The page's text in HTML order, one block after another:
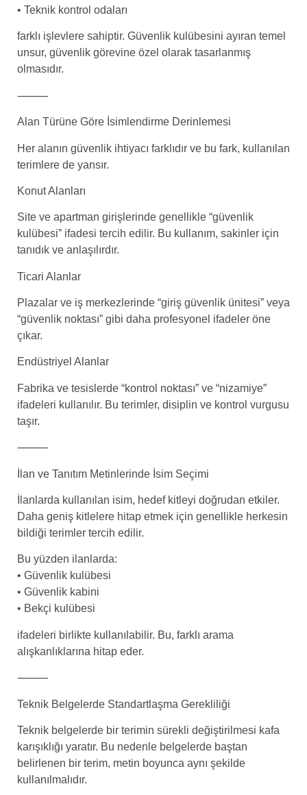
• Teknik kontrol odaları
farklı işlevlere sahiptir. Güvenlik kulübesini ayıran temel
unsur, güvenlik görevine özel olarak tasarlanmış
olmasıdır.
⸻
Alan Türüne Göre İsimlendirme Derinlemesi
Her alanın güvenlik ihtiyacı farklıdır ve bu fark, kullanılan
terimlere de yansır.
Konut Alanları
Site ve apartman girişlerinde genellikle “güvenlik
kulübesi” ifadesi tercih edilir. Bu kullanım, sakinler için
tanıdık ve anlaşılırdır.
Ticari Alanlar
Plazalar ve iş merkezlerinde “giriş güvenlik ünitesi” veya
“güvenlik noktası” gibi daha profesyonel ifadeler öne
çıkar.
Endüstriyel Alanlar
Fabrika ve tesislerde “kontrol noktası” ve “nizamiye”
ifadeleri kullanılır. Bu terimler, disiplin ve kontrol vurgusu
taşır.
⸻
İlan ve Tanıtım Metinlerinde İsim Seçimi
İlanlarda kullanılan isim, hedef kitleyi doğrudan etkiler.
Daha geniş kitlelere hitap etmek için genellikle herkesin
bildiği terimler tercih edilir.
Bu yüzden ilanlarda:
• Güvenlik kulübesi
• Güvenlik kabini
• Bekçi kulübesi
ifadeleri birlikte kullanılabilir. Bu, farklı arama
alışkanlıklarına hitap eder.
⸻
Teknik Belgelerde Standartlaşma Gerekliliği
Teknik belgelerde bir terimin sürekli değiştirilmesi kafa
karışıklığı yaratır. Bu nedenle belgelerde baştan
belirlenen bir terim, metin boyunca aynı şekilde
kullanılmalıdır.